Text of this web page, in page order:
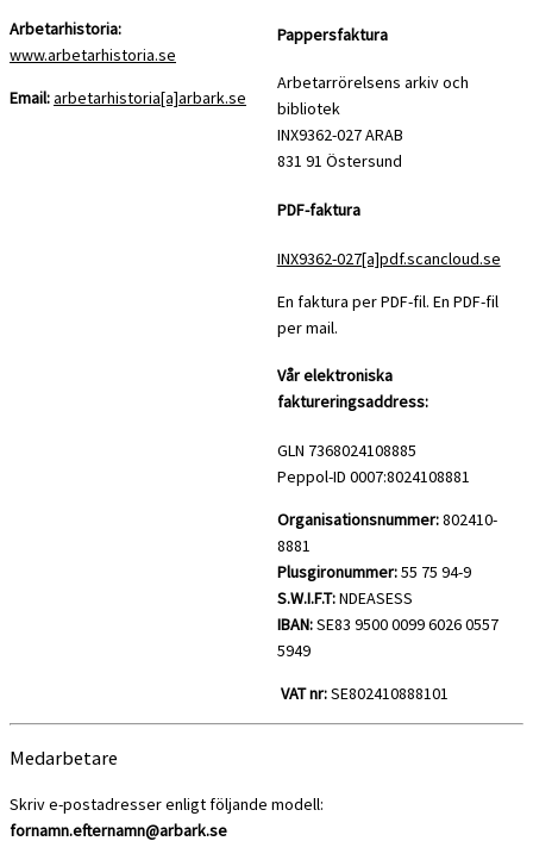
Arbetarhistoria:
www.arbetarhistoria.se
Email:arbetarhistoria[a]arbark.se
Pappersfaktura
Arbetarrörelsens arkiv och
bibliotek
INX9362-027 ARAB
831 91 Östersund
PDF-faktura
INX9362-027[a]pdf.scancloud.se
En faktura per PDF-fil. En PDF-fil
per mail.
Vår elektroniska
faktureringsaddress:
GLN 7368024108885
Peppol-ID 0007:8024108881
Organisationsnummer:802410-
8881
Plusgironummer:55 75 94-9
S.W.I.F.T:NDEASESS
IBAN:SE83 9500 0099 6026 0557
5949
VAT nr:SE802410888101
Medarbetare
Skriv e-postadresser enligt följande modell:
fornamn.efternamn@arbark.se